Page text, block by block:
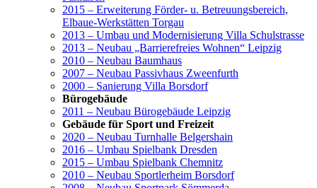
2015 – Erweiterung Förder- u. Betreuungsbereich,
Elbaue-Werkstätten Torgau
2013 – Umbau und Modernisierung Villa Schulstrasse
2013 – Neubau „Barrierefreies Wohnen“ Leipzig
2010 – Neubau Baumhaus
2007 – Neubau Passivhaus Zweenfurth
2000 – Sanierung Villa Borsdorf
Bürogebäude
2011 – Neubau Bürogebäude Leipzig
Gebäude für Sport und Freizeit
2020 – Neubau Turnhalle Belgershain
2016 – Umbau Spielbank Dresden
2015 – Umbau Spielbank Chemnitz
2010 – Neubau Sportlerheim Borsdorf